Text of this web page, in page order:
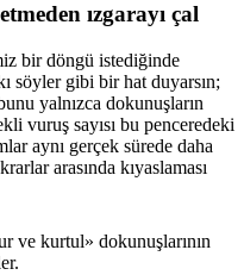
ızgarayı çal
bir döngü istediğinde
söyler gibi bir hat duyarsın;
yalnızca dokunuşların
vuruş sayısı bu penceredeki
aynı gerçek sürede daha
arasında kıyaslaması
ve kurtul» dokunuşlarının